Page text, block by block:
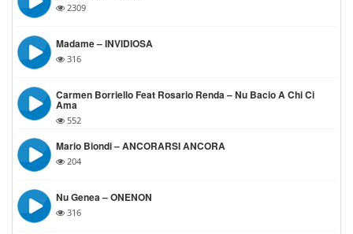
2309
Madame – INVIDIOSA
316
Carmen Borriello Feat Rosario Renda – Nu Bacio A Chi Ci
Ama
552
Mario Biondi – ANCORARSI ANCORA
204
Nu Genea – ONENON
316